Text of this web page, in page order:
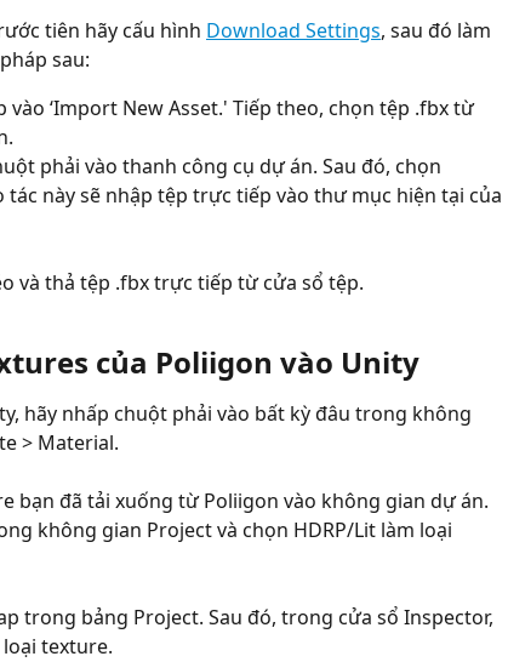
tiên hãy cấu hình Download Settings, sau đó làm
sau:
vào ‘Import New Asset.' Tiếp theo, chọn tệp .fbx từ
phải vào thanh công cụ dự án. Sau đó, chọn
tác này sẽ nhập tệp trực tiếp vào thư mục hiện tại của
và thả tệp .fbx trực tiếp từ cửa sổ tệp.
của Poliigon vào Unity
hãy nhấp chuột phải vào bất kỳ đâu trong không
> Material.
bạn đã tải xuống từ Poliigon vào không gian dự án.
không gian Project và chọn HDRP/Lit làm loại
trong bảng Project. Sau đó, trong cửa sổ Inspector,
texture.